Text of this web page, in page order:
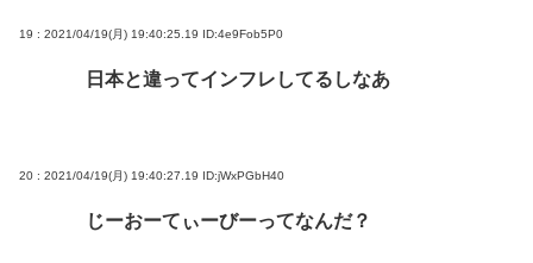
19 : 2021/04/19(月) 19:40:25.19 ID:4e9Fob5P0
日本と違ってインフレしてるしなあ
20 : 2021/04/19(月) 19:40:27.19 ID:jWxPGbH40
じーおーてぃーびーってなんだ？